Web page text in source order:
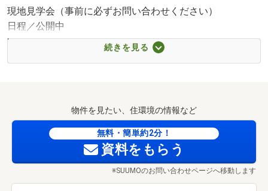
現地見学会（事前に必ずお問い合わせください）
日程／公開中
時間／8:00～22:00
・早朝8：00～、お仕事帰りの19時以降の夜間内覧も大歓
・夜22時まで電話は予約(直通：090-1179-0876)受付てい
続きを見る
物件を見たい、住環境の情報など
無料・簡単約2分！
資料をもらう
※SUUMOのお問い合わせページへ移動します